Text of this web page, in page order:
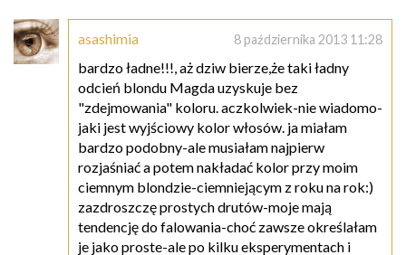
asashimia 8 października 2013 11:28
bardzo ładne!!!, aż dziw bierze,że taki ładny
odcień blondu Magda uzyskuje bez
"zdejmowania" koloru. aczkolwiek-nie wiadomo-
jaki jest wyjściowy kolor włosów. ja miałam
bardzo podobny-ale musiałam najpierw
rozjaśniać a potem nakładać kolor przy moim
ciemnym blondzie-ciemniejącym z roku na rok:)
zazdroszczę prostych drutów-moje mają
tendencję do falowania-choć zawsze określałam
je jako proste-ale po kilku eksperymentach i